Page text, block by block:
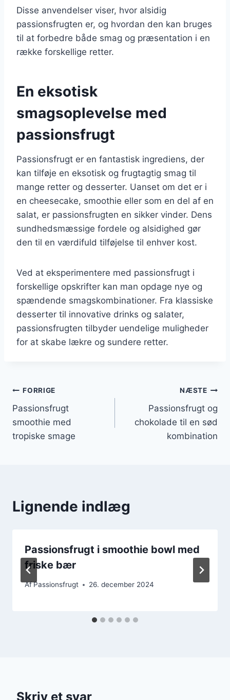
Disse anvendelser viser, hvor alsidig
passionsfrugten er, og hvordan den kan bruges
til at forbedre både smag og præsentation i en
række forskellige retter.
En eksotisk
smagsoplevelse med
passionsfrugt
Passionsfrugt er en fantastisk ingrediens, der
kan tilføje en eksotisk og frugtagtig smag til
mange retter og desserter. Uanset om det er i
en cheesecake, smoothie eller som en del af en
salat, er passionsfrugten en sikker vinder. Dens
sundhedsmæssige fordele og alsidighed gør
den til en værdifuld tilføjelse til enhver kost.
Ved at eksperimentere med passionsfrugt i
forskellige opskrifter kan man opdage nye og
spændende smagskombinationer. Fra klassiske
desserter til innovative drinks og salater,
passionsfrugten tilbyder uendelige muligheder
for at skabe lækre og sundere retter.
Indlægsnavigation
FORRIGE
Passionsfrugt
smoothie med
tropiske smage
NÆSTE
Passionsfrugt og
chokolade til en sød
kombination
Lignende indlæg
Passionsfrugt i smoothie bowl med
friske bær
AfPassionsfrugt 26. december 2024
Skriv et svar